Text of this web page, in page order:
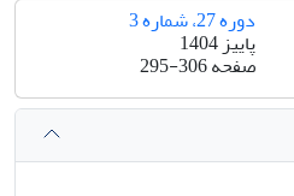
دوره 27، شماره 3
پاییز 1404
صفحه295-306